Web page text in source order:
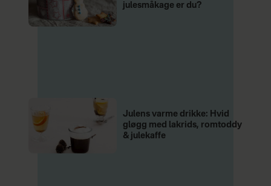
julesmåkage er du?
Julens varme drikke: Hvid
gløgg med lakrids, romtoddy
& julekaffe